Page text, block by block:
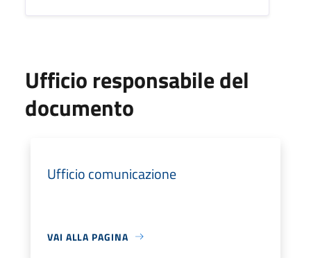
Ufficio responsabile del
documento
Ufficio comunicazione
VAI ALLA PAGINA